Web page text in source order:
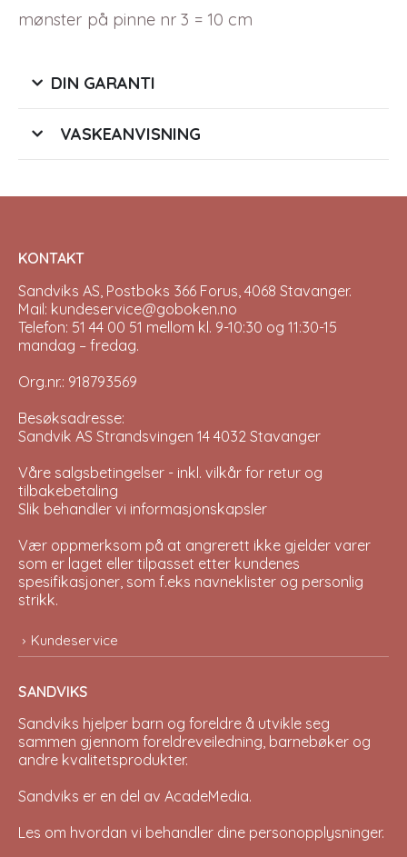
mønster på pinne nr 3 = 10 cm
DIN GARANTI
VASKEANVISNING
KONTAKT
Sandviks AS, Postboks 366 Forus, 4068 Stavanger.
Mail: kundeservice@goboken.no
Telefon: 51 44 00 51 mellom kl. 9-10:30 og 11:30-15
mandag – fredag.
Org.nr.: 918793569
Besøksadresse:
Sandvik AS Strandsvingen 14 4032 Stavanger
Våre salgsbetingelser - inkl. vilkår for retur og
tilbakebetaling
Slik behandler vi informasjonskapsler
Vær oppmerksom på at angrerett ikke gjelder varer
som er laget eller tilpasset etter kundenes
spesifikasjoner, som f.eks navneklister og personlig
strikk.
Kundeservice
SANDVIKS
Sandviks hjelper barn og foreldre å utvikle seg
sammen gjennom foreldreveiledning, barnebøker og
andre kvalitetsprodukter.
Sandviks er en del av AcadeMedia.
Les om hvordan vi behandler dine personopplysninger.